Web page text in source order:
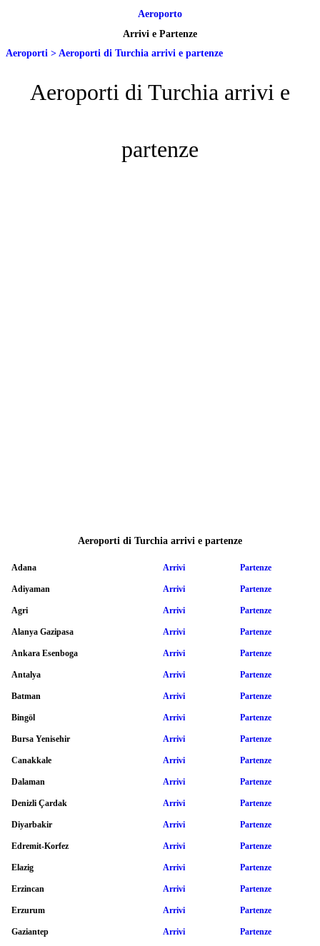
Aeroporto
Arrivi e Partenze
Aeroporti > Aeroporti di Turchia arrivi e partenze
Aeroporti di Turchia arrivi e
partenze
Aeroporti di Turchia arrivi e partenze
Adana Arrivi Partenze
Adiyaman Arrivi Partenze
Agri Arrivi Partenze
Alanya Gazipasa Arrivi Partenze
Ankara Esenboga Arrivi Partenze
Antalya Arrivi Partenze
Batman Arrivi Partenze
Bingöl Arrivi Partenze
Bursa Yenisehir Arrivi Partenze
Canakkale Arrivi Partenze
Dalaman Arrivi Partenze
Denizli Çardak Arrivi Partenze
Diyarbakir Arrivi Partenze
Edremit-Korfez Arrivi Partenze
Elazig Arrivi Partenze
Erzincan Arrivi Partenze
Erzurum Arrivi Partenze
Gaziantep Arrivi Partenze